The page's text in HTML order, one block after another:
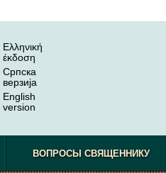
Ελληνική
έκδοση
Српска
верзиjа
English
version
ВОПРОСЫ СВЯЩЕННИКУ